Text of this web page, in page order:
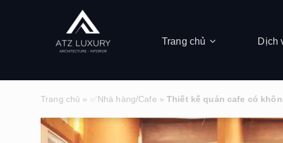
Trang chủ Dịch
Trang chủ » ✅Nhà hàng/Cafe »Thiết kế quán cafe có